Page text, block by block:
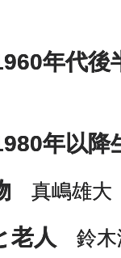
年代後
年以降
真嶋雄大
老人 鈴木